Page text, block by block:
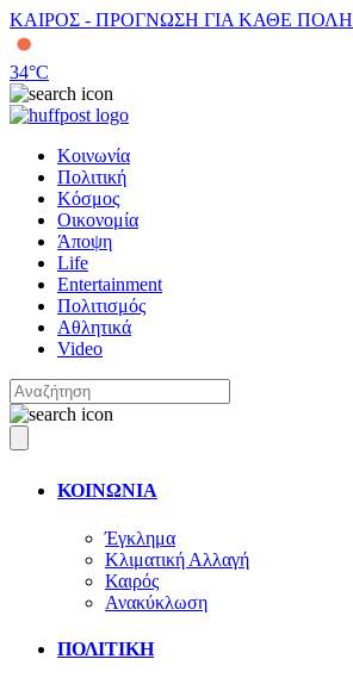
ΚΑΙΡΟΣ - ΠΡΟΓΝΩΣΗ ΓΙΑ ΚΑΘΕ ΠΟΛΗ
34°C
Κοινωνία
Πολιτική
Κόσμος
Οικονομία
Άποψη
Life
Entertainment
Πολιτισμός
Αθλητικά
Video
ΚΟΙΝΩΝΙΑ
Έγκλημα
Κλιματική Αλλαγή
Καιρός
Ανακύκλωση
ΠΟΛΙΤΙΚΗ